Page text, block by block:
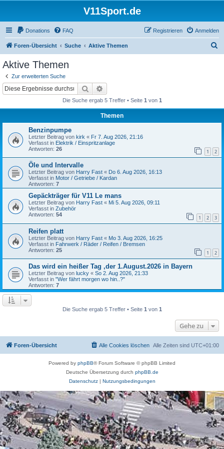
V11Sport.de
Donations FAQ Anmelden
Registrieren
Foren-Übersicht Suche Aktive Themen
Aktive Themen
Zur erweiterten Suche
Suche
Die Suche ergab 5 Treffer • Seite 1 von 1
Themen
Benzinpumpe
Letzter Beitrag von kirk « Fr 7. Aug 2026, 21:16
Verfasst in Elektrik / Einspritzanlage
Antworten: 26 1 2
Öle und Intervalle
Letzter Beitrag von Harry Fast « Do 6. Aug 2026, 16:13
Verfasst in Motor / Getriebe / Kardan
Antworten: 7
Gepäckträger für V11 Le mans
Letzter Beitrag von Harry Fast « Mi 5. Aug 2026, 09:11
Verfasst in Zubehör
Antworten: 54 1 2 3
Reifen platt
Letzter Beitrag von Harry Fast « Mo 3. Aug 2026, 16:25
Verfasst in Fahrwerk / Räder / Reifen / Bremsen
Antworten: 25 1 2
Das wird ein heißer Tag ,der 1.August.2026 in Bayern
Letzter Beitrag von lucky « So 2. Aug 2026, 21:33
Verfasst in "Wer fährt morgen wo hin..?"
Antworten: 7
Die Suche ergab 5 Treffer • Seite 1von 1
Gehe zu
Foren-Übersicht Alle Zeiten sind UTC+01:00
Alle Cookies löschen
Powered by phpBB® Forum Software © phpBB Limited
Deutsche Übersetzung durch phpBB.de
Datenschutz| Nutzungsbedingungen